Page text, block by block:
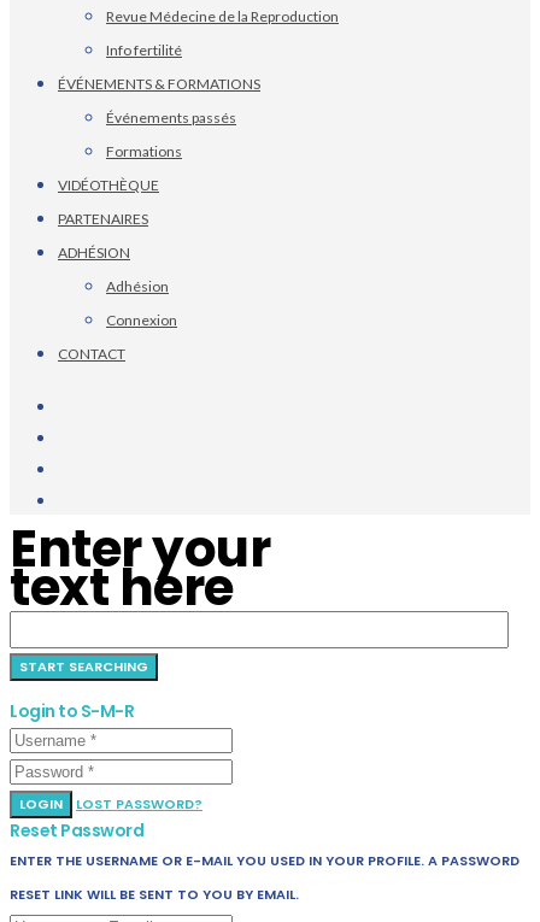
Revue Médecine de la Reproduction
Info fertilité
ÉVÉNEMENTS & FORMATIONS
Événements passés
Formations
VIDÉOTHÈQUE
PARTENAIRES
ADHÉSION
Adhésion
Connexion
CONTACT
Enter your
text here
Login to S-M-R
LOGIN LOST PASSWORD?
Reset Password
ENTER THE USERNAME OR E-MAIL YOU USED IN YOUR PROFILE. A PASSWORD
RESET LINK WILL BE SENT TO YOU BY EMAIL.